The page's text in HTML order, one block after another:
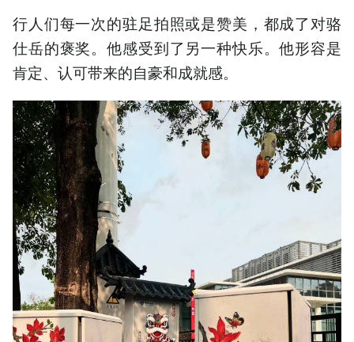
行人们每一次的驻足拍照或是赞美，都成了对骆
仕岳的褒奖。他感受到了另一种快乐。他形容是
肯定、认可带来的自豪和成就感。